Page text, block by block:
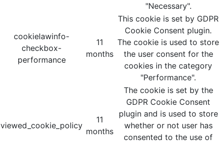
"Necessary".
cookielawinfo-
checkbox-
performance
11
months
This cookie is set by GDPR
Cookie Consent plugin.
The cookie is used to store
the user consent for the
cookies in the category
"Performance".
viewed_cookie_policy
11
months
The cookie is set by the
GDPR Cookie Consent
plugin and is used to store
whether or not user has
consented to the use of